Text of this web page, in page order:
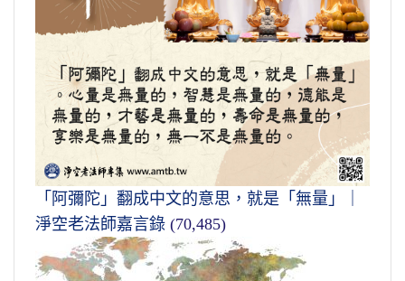
「阿彌陀」翻成中文的意思，就是「無量」｜
淨空老法師嘉言錄 (70,485)